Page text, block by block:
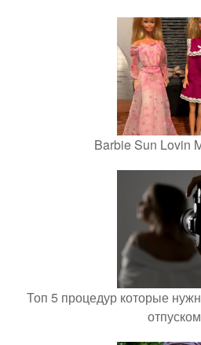
Barbie Sun Lovin
Топ 5 процедур которые